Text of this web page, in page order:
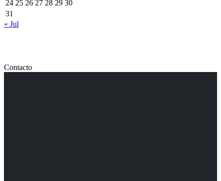
24 25 26 27 28 29 30
31
« Jul
Contacto